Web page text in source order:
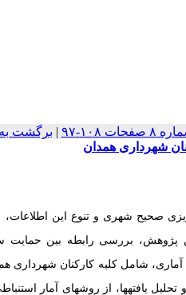
| برگشت
شهرداری همدان
صحیح شهری و تنوع این اطلاعات،
پژوهش، بررسی رابطه بین حمایت
شامل کلیه کارکنان شهرداری
یافته­ها، از روش­های آمار